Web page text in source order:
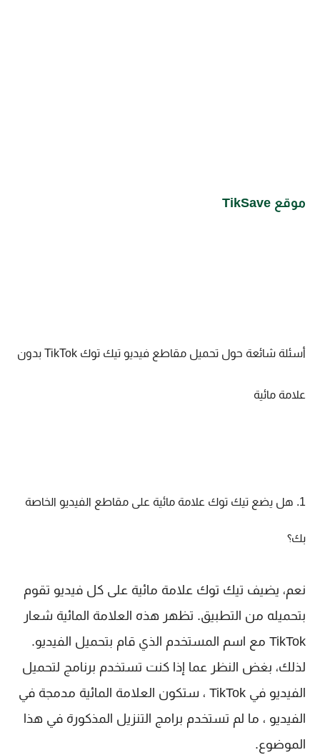
موقع TikSave
أسئلة شائعة حول تحميل مقاطع فيديو تيك توك TikTok بدون
علامة مائية
1. هل يضع تيك توك علامة مائية على مقاطع الفيديو الخاصة
بك؟
نعم، يضيف تيك توك علامة مائية على كل فيديو تقوم
بتحميله من التطبيق. تظهر هذه العلامة المائية شعار
TikTok مع اسم المستخدم الذي قام بتحميل الفيديو.
لذلك، بغض النظر عما إذا كنت تستخدم برنامج لتحميل
الفيديو في TikTok ، ستكون العلامة المائية مدمجة في
الفيديو ، ما لم تستخدم برامج التنزيل المذكورة في هذا
الموضوع.